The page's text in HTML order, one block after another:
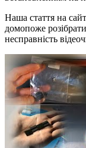
Наша стаття на
домопоже
несправність